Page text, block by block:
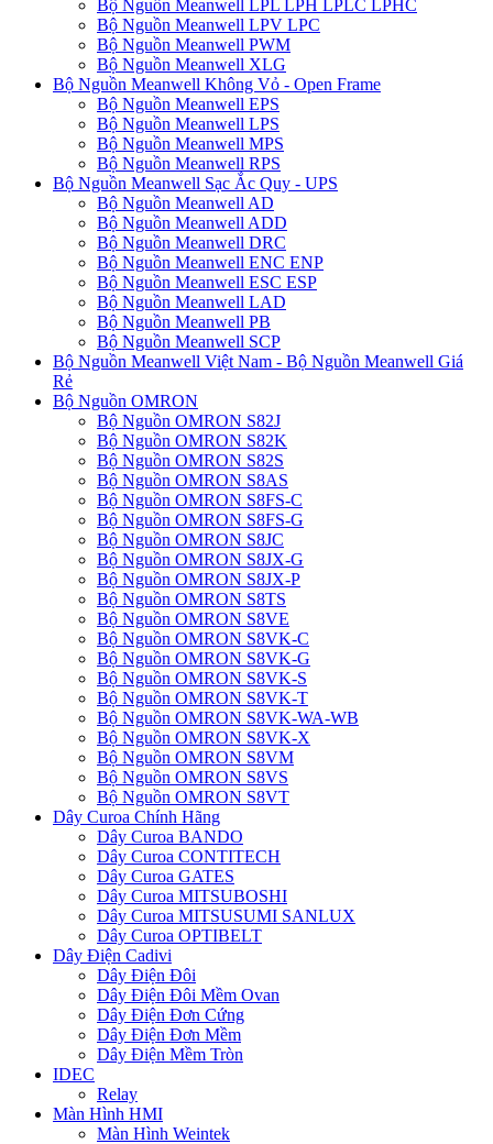
Bộ Nguồn Meanwell LPL LPH LPLC LPHC
Bộ Nguồn Meanwell LPV LPC
Bộ Nguồn Meanwell PWM
Bộ Nguồn Meanwell XLG
Bộ Nguồn Meanwell Không Vỏ - Open Frame
Bộ Nguồn Meanwell EPS
Bộ Nguồn Meanwell LPS
Bộ Nguồn Meanwell MPS
Bộ Nguồn Meanwell RPS
Bộ Nguồn Meanwell Sạc Ắc Quy - UPS
Bộ Nguồn Meanwell AD
Bộ Nguồn Meanwell ADD
Bộ Nguồn Meanwell DRC
Bộ Nguồn Meanwell ENC ENP
Bộ Nguồn Meanwell ESC ESP
Bộ Nguồn Meanwell LAD
Bộ Nguồn Meanwell PB
Bộ Nguồn Meanwell SCP
Bộ Nguồn Meanwell Việt Nam - Bộ Nguồn Meanwell Giá
Rẻ
Bộ Nguồn OMRON
Bộ Nguồn OMRON S82J
Bộ Nguồn OMRON S82K
Bộ Nguồn OMRON S82S
Bộ Nguồn OMRON S8AS
Bộ Nguồn OMRON S8FS-C
Bộ Nguồn OMRON S8FS-G
Bộ Nguồn OMRON S8JC
Bộ Nguồn OMRON S8JX-G
Bộ Nguồn OMRON S8JX-P
Bộ Nguồn OMRON S8TS
Bộ Nguồn OMRON S8VE
Bộ Nguồn OMRON S8VK-C
Bộ Nguồn OMRON S8VK-G
Bộ Nguồn OMRON S8VK-S
Bộ Nguồn OMRON S8VK-T
Bộ Nguồn OMRON S8VK-WA-WB
Bộ Nguồn OMRON S8VK-X
Bộ Nguồn OMRON S8VM
Bộ Nguồn OMRON S8VS
Bộ Nguồn OMRON S8VT
Dây Curoa Chính Hãng
Dây Curoa BANDO
Dây Curoa CONTITECH
Dây Curoa GATES
Dây Curoa MITSUBOSHI
Dây Curoa MITSUSUMI SANLUX
Dây Curoa OPTIBELT
Dây Điện Cadivi
Dây Điện Đôi
Dây Điện Đôi Mềm Ovan
Dây Điện Đơn Cứng
Dây Điện Đơn Mềm
Dây Điện Mềm Tròn
IDEC
Relay
Màn Hình HMI
Màn Hình Weintek